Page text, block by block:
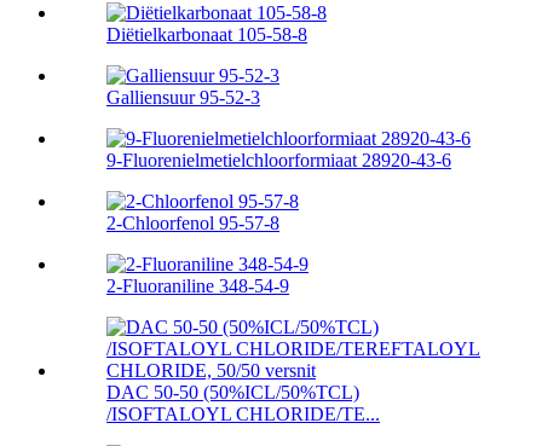
Diëtielkarbonaat 105-58-8
Galliensuur 95-52-3
9-Fluorenielmetielchloorformiaat 28920-43-6
2-Chloorfenol 95-57-8
2-Fluoraniline 348-54-9
DAC 50-50 (50%ICL/50%TCL)
/ISOFTALOYL CHLORIDE/TE...